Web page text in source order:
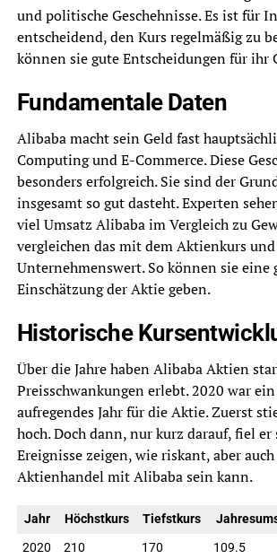
und politische Geschehnisse. Es ist für
entscheidend, den Kurs regelmäßig zu
können sie gute Entscheidungen für ihr
Fundamentale Daten
Alibaba macht sein Geld fast
Computing und E-Commerce. Diese
besonders erfolgreich. Sie sind der
insgesamt so gut dasteht. Experten
viel Umsatz Alibaba im Vergleich zu
vergleichen das mit dem Aktienkurs
Unternehmenswert. So können sie eine
Einschätzung der Aktie geben.
Historische
Über die Jahre haben Alibaba Aktien
Preisschwankungen erlebt. 2020 war
aufregendes Jahr für die Aktie. Zuerst
hoch. Doch dann, nur kurz darauf, fiel er
Ereignisse zeigen, wie riskant, aber
Aktienhandel mit Alibaba sein kann.
Jahr Höchstkurs Tiefstkurs
2020
210 170 109.5